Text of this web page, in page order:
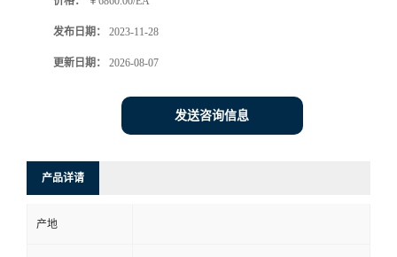
发布日期： 2023-11-28
更新日期： 2026-08-07
发送咨询信息
产品详请
产地